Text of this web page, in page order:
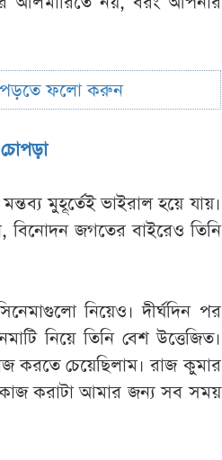
পড়তে ফলো করুন
চোপড়া
মুহূর্তেই ভাইরাল হয়ে যায়।
বিনোদন জগতের বাইরেও তিনি
নিয়েও। দীর্ঘদিন পর
নিয়ে তিনি বেশ উত্তেজিত।
করতে চেয়েছিলাম। রাজ কুমার
কাজ করাটা আমার জন্য সব সময়